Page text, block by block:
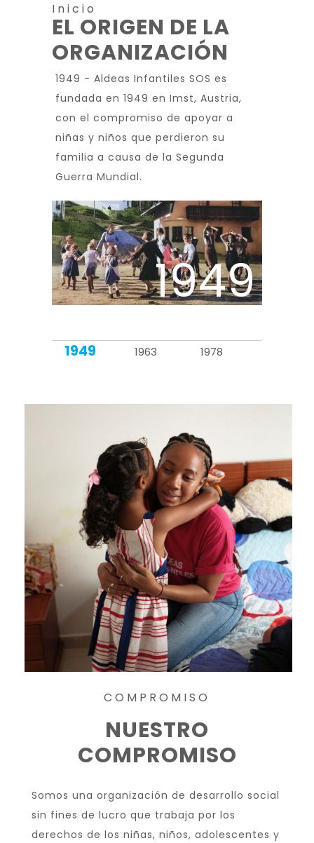
Inicio
EL ORIGEN DE LA
ORGANIZACIÓN
1949 - Aldeas Infantiles SOS es
fundada en 1949 en Imst, Austria,
con el compromiso de apoyar a
niñas y niños que perdieron su
familia a causa de la Segunda
Guerra Mundial.
1949
1949 1963 1978
COMPROMISO
NUESTRO
COMPROMISO
Somos una organización de desarrollo social
sin fines de lucro que trabaja por los
derechos de los niñas, niños, adolescentes y